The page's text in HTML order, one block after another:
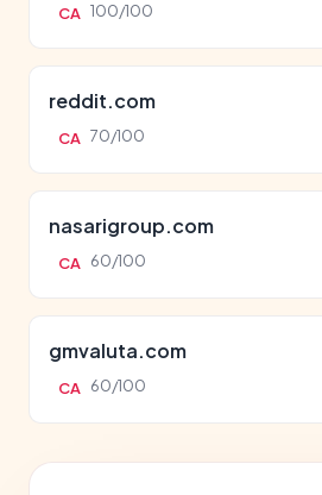
CA 100/100
reddit.com
CA 70/100
nasarigroup.com
CA 60/100
gmvaluta.com
CA 60/100